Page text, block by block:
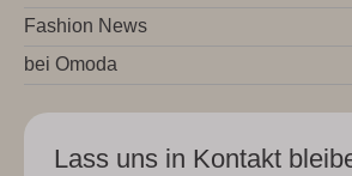
Fashion News
bei Omoda
Lass uns in Kontakt